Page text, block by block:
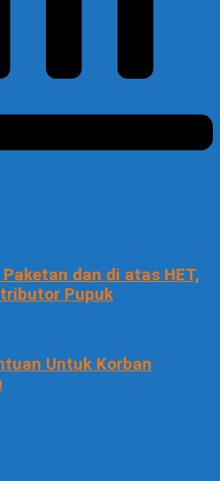
dan di atas HET,
Pupuk
Untuk Korban